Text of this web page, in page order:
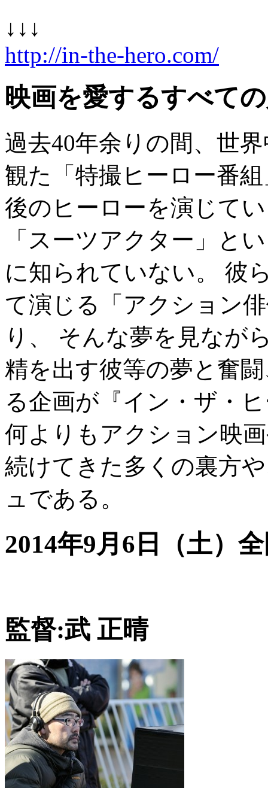
↓↓↓
http://in-the-hero.com/
映画を愛するすべて
過去40年余りの間、世
観た「特撮ヒーロー番
後のヒーローを演じて
「スーツアクター」と
に知られていない。 彼
て演じる「アクション
り、 そんな夢を見なが
精を出す彼等の夢と奮
る企画が『イン・ザ・
何よりもアクション映
続けてきた多くの裏方
ュである。
2014年9月6日（土）
監督:武 正晴